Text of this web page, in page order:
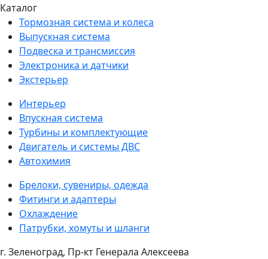
Каталог
Тормозная система и колеса
Выпускная система
Подвеска и трансмиссия
Электроника и датчики
Экстерьер
Интерьер
Впускная система
Турбины и комплектующие
Двигатель и системы ДВС
Автохимия
Брелоки, сувениры, одежда
Фитинги и адаптеры
Охлаждение
Патрубки, хомуты и шланги
г. Зеленоград, Пр-кт Генерала Алексеева